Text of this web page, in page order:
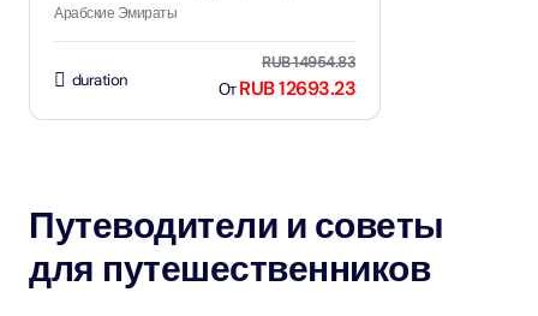
Арабские Эмираты
duration
RUB 14954.83
ОтRUB 12693.23
Путеводители и советы
для путешественников